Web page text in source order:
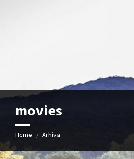
movies
Home / Arhiva